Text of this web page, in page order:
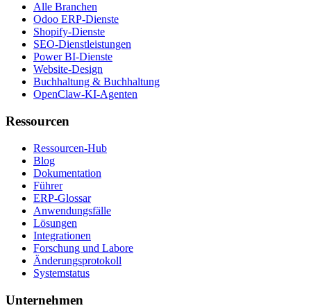
Alle Branchen
Odoo ERP-Dienste
Shopify-Dienste
SEO-Dienstleistungen
Power BI-Dienste
Website-Design
Buchhaltung & Buchhaltung
OpenClaw-KI-Agenten
Ressourcen
Ressourcen-Hub
Blog
Dokumentation
Führer
ERP-Glossar
Anwendungsfälle
Lösungen
Integrationen
Forschung und Labore
Änderungsprotokoll
Systemstatus
Unternehmen